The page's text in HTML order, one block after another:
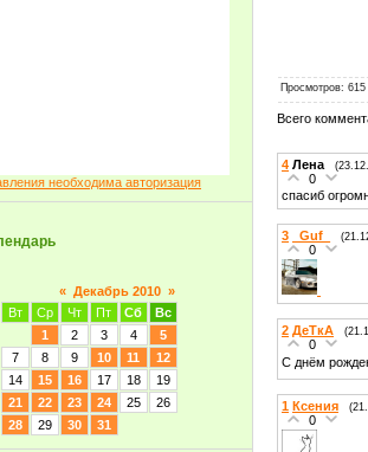
необходима авторизация
« Декабрь 2010 »
Вт Ср Чт Пт Сб
Вс
1
2 3 4
5
7 8 9 10 11
12
14 15 16 17 18
19
21 22 23 24 25
26
28 29 30 31
Просмотров:
Всего
4 Лена
0
спасиб
3 _Guf_
0
2 ДеТкА
0
С днём
1 Ксения
0